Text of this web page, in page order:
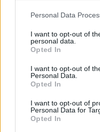
Personal Data
I want to opt-out of
personal data.
Opted In
I want to opt-out of
Personal Data.
Opted In
I want to opt-out of
Personal Data for
Opted In
Garlasco, in